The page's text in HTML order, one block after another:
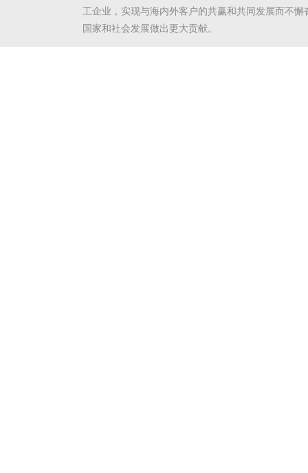
工企业，实现与海内外客户的共赢和共同发展而不懈
国家和社会发展做出更大贡献。